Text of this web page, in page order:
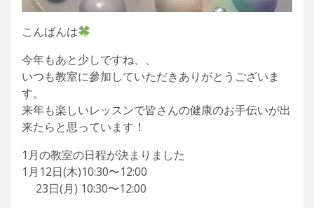
こんばんは
今年もあと少しですね、、
いつも教室に參加していただきありがとうございま
す。
来年も楽しいレッスンで皆さんの健康のお手伝いが出
来たらと思っています！
1月の教室の日程が決まりました
1月12日(木)10:30〜12:00
23日(月) 10:30〜12:00